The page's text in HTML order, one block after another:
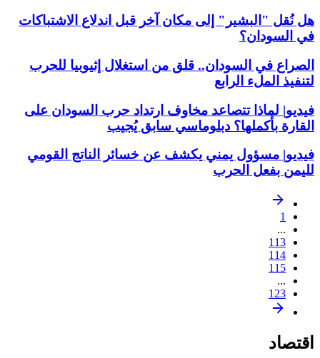
هل نُقل "البشير" إلى مكان آخر قبل اندلاع الاشتباكات
في السودان؟
الصراع في السودان.. قلق من استغلال إثيوبيا للحرب
لتنفيذ الملء الرابع
فيديو| لماذا تتصاعد مخاوف ارتداد حرب السودان على
القارة بأكملها؟ دبلوماسي سابق يُجيب
فيديو| مسؤول يمني يكشف عن خسائر الناتج القومي
لليمن بفعل الحرب
1
...
113
114
115
...
123
اقتصاد